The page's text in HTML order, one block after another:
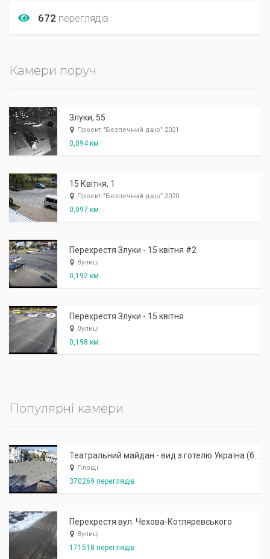
672 переглядів
Камери поруч
Злуки, 55
Проект "Безпечний двір" 2021
0,094 км.
15 Квітня, 1
Проект "Безпечний двір" 2020
0,097 км.
Перехрестя Злуки - 15 квітня #2
Вулиці
0,192 км.
Перехрестя Злуки - 15 квітня
Вулиці
0,198 км.
Популярні камери
Площі
370269 переглядів
Перехрестя вул. Чехова-Котляревського
Вулиці
171518 переглядів